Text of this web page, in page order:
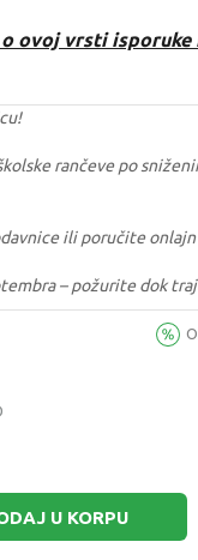
ovoj vrsti
rančeve po
ili poručite onlajn
– požurite dok
U KORPU